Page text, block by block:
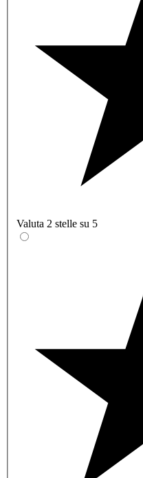
Valuta 2 stelle su 5